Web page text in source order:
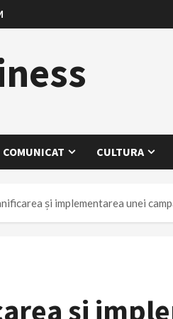
COMUNICAT CULTURA
și implementarea unei
și